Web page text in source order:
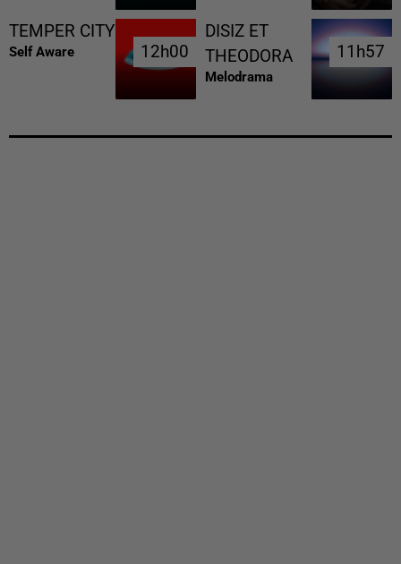
TEMPER CITY
Self Aware 12h00
12h00
DISIZ ET
THEODORA
Melodrama
11h57
11h57